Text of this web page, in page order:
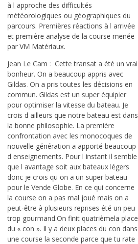
à l approche des difficultés
météorologiques ou géographiques du
parcours. Premières réactions à l arrivée
et première analyse de la course menée
par VM Matériaux.
Jean Le Cam : Cette transat a été un vrai
bonheur. On a beaucoup appris avec
Gildas. On a pris toutes les décisions en
commun. Gildas est un super équipier
pour optimiser la vitesse du bateau. Je
crois d ailleurs que notre bateau est dans
la bonne philosophie. La première
confrontation avec les monocoques de
nouvelle génération a apporté beaucoup
d enseignements. Pour l instant il semble
que l avantage soit aux bateaux légers
donc je crois qu on a un super bateau
pour le Vende Globe. En ce qui concerne
la course on a pas mal joué mais on a
peut-être à plusieurs reprises été un peu
trop gourmand.On finit quatrièmela place
du « con ». Il y a deux places du con dans
une course la seconde parce que tu rate